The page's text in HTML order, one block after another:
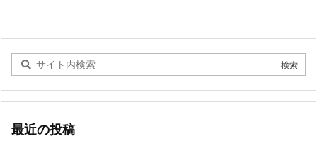
最近の投稿